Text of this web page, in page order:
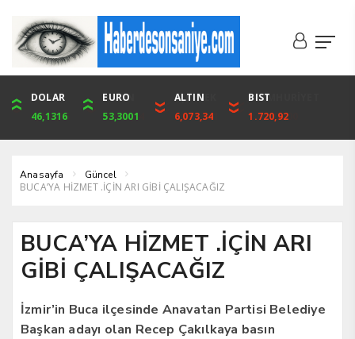
DOLAR
46,1316
EURO
53,3001
ALTIN
6,073,34
BIST
1.720,92
ONS
4,094,16
ALTIN
6,073,34
ÇEYREK
9,929,91
CUMHURİYET
42,104,00
Anasayfa Güncel
BUCA’YA HİZMET .İÇİN ARI GİBİ ÇALIŞACAĞIZ
BUCA’YA HİZMET .İÇİN ARI
GİBİ ÇALIŞACAĞIZ
İzmir’in Buca ilçesinde Anavatan Partisi Belediye
Başkan adayı olan Recep Çakılkaya basın